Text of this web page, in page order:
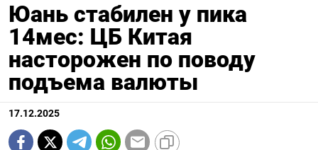
Юань стабилен у пика
14мес: ЦБ Китая
насторожен по поводу
подъема валюты
17.12.2025